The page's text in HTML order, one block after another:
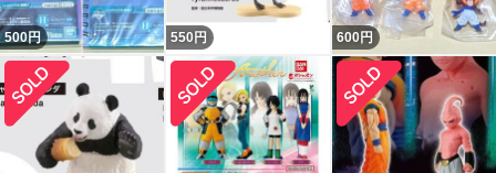
500円 550 円 600円